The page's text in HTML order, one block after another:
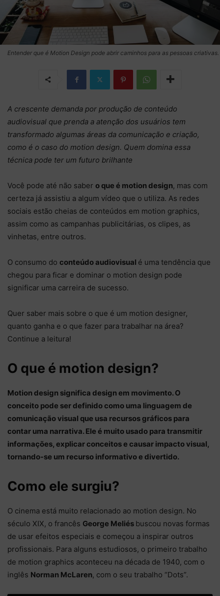
Entender que é Motion Design pode abrir caminhos para as pessoas criativas.
A crescente demanda por produção de conteúdo
audiovisual que prenda a atenção dos usuários tem
transformado algumas áreas da comunicação e criação,
como é o caso do motion design. Quem domina essa
técnica pode ter um futuro brilhante
Você pode até não saber o que é motion design, mas com
certeza já assistiu a algum vídeo que o utiliza. As redes
sociais estão cheias de conteúdos em motion graphics,
assim como as campanhas publicitárias, os clipes, as
vinhetas, entre outros.
O consumo do conteúdo audiovisual é uma tendência que
chegou para ficar e dominar o motion design pode
significar uma carreira de sucesso.
Quer saber mais sobre o que é um motion designer,
quanto ganha e o que fazer para trabalhar na área?
Continue a leitura!
O que é motion design?
Motion design significa design em movimento. O
conceito pode ser definido como uma linguagem de
comunicação visual que usa recursos gráficos para
contar uma narrativa. Ele é muito usado para transmitir
informações, explicar conceitos e causar impacto visual,
tornando-se um recurso informativo e divertido.
Como ele surgiu?
O cinema está muito relacionado ao motion design. No
século XIX, o francês George Meliés buscou novas formas
de usar efeitos especiais e começou a inspirar outros
profissionais. Para alguns estudiosos, o primeiro trabalho
de motion graphics aconteceu na década de 1940, com o
inglês Norman McLaren, com o seu trabalho “Dots”.